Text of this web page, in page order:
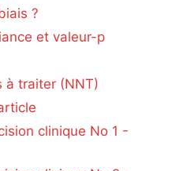
?
et valeur-p
à traiter (NNT)
clinique No 1 -